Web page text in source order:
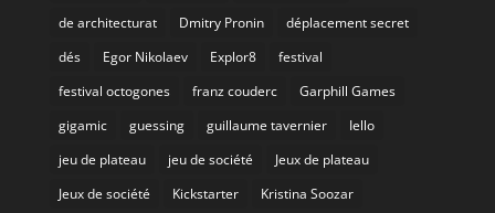
de architecturat
Dmitry Pronin
déplacement secret
dés
Egor Nikolaev Explor8
festival
festival octogones
franz couderc
Garphill Games
gigamic
guessing guillaume tavernier
Iello
jeu de plateau
jeu de société
Jeux de plateau
Jeux de société
Kickstarter
Kristina Soozar